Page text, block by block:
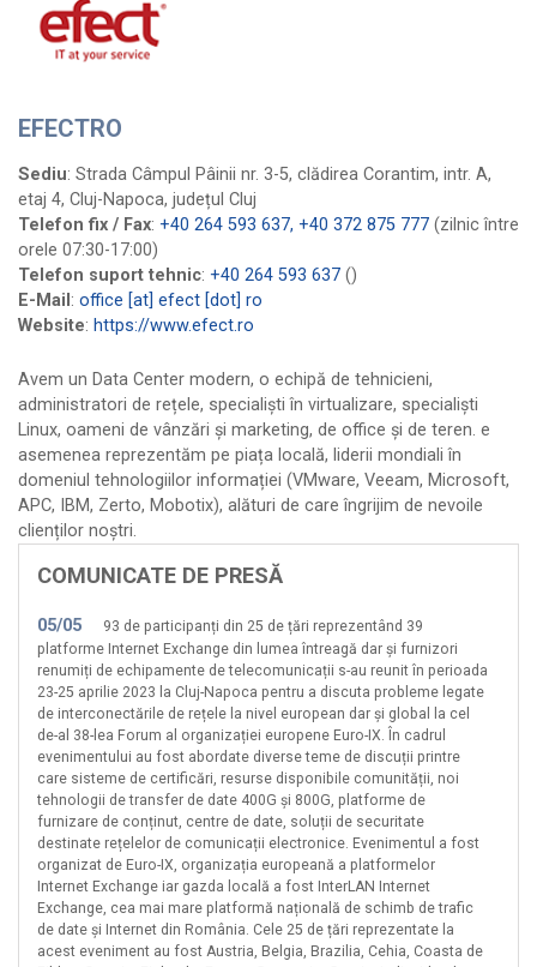
Comunicații Starnet Media
Conect Intercom
Create Network
DevGeeks
Digital Construction Network
Djemba IT&C
DoljNET
Dynamic Distribution
Energy Dot
Fidelnet
GMB Computers
Hunyadi Laszlo Intreprindere Individuala
Infinity Telecom
Lansoft Data
Laroias Computers
Linknet International
Massive Telecom
Media Sud
Mondo Byte
Net Gate Comunicații
Netergy Corporate
Netfil
Netprotect
EFECTRO
Sediu: Strada Câmpul Pâinii nr. 3-5, clădirea Corantim, intr. A,
etaj 4, Cluj-Napoca, județul Cluj
Telefon fix / Fax: +40 264 593 637, +40 372 875 777 (zilnic între
orele 07:30-17:00)
Telefon suport tehnic: +40 264 593 637 ()
E-Mail : office [at] efect [dot] ro
Website: https://www.efect.ro
Avem un Data Center modern, o echipă de tehnicieni,
administratori de rețele, specialiști în virtualizare, specialiști
Linux, oameni de vânzări și marketing, de office și de teren. e
asemenea reprezentăm pe piața locală, liderii mondiali în
domeniul tehnologiilor informației (VMware, Veeam, Microsoft,
APC, IBM, Zerto, Mobotix), alături de care îngrijim de nevoile
clienților noștri.
COMUNICATE DE PRESĂ
05/05
93 de participanți din 25 de țări reprezentând 39
platforme Internet Exchange din lumea întreagă dar și furnizori
renumiți de echipamente de telecomunicații s-au reunit în perioada
23-25 aprilie 2023 la Cluj-Napoca pentru a discuta probleme legate
de interconectările de rețele la nivel european dar și global la cel
de-al 38-lea Forum al organizației europene Euro-IX. În cadrul
evenimentului au fost abordate diverse teme de discuții printre
care sisteme de certificări, resurse disponibile comunității, noi
tehnologii de transfer de date 400G și 800G, platforme de
furnizare de conținut, centre de date, soluții de securitate
destinate rețelelor de comunicații electronice. Evenimentul a fost
organizat de Euro-IX, organizația europeană a platformelor
Internet Exchange iar gazda locală a fost InterLAN Internet
Exchange, cea mai mare platformă națională de schimb de trafic
de date și Internet din România. Cele 25 de țări reprezentate la
acest eveniment au fost Austria, Belgia, Brazilia, Cehia, Coasta de